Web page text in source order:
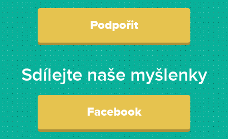
Podpořit
Sdílejte naše myšlenky
Facebook